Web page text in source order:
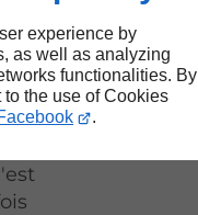
experience by
as well as analyzing
functionalities. By
the use of Cookies
.